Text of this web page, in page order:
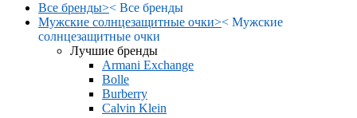
Все бренды>< Все бренды
Мужские солнцезащитные очки>< Мужские
солнцезащитные очки
Лучшие бренды
Armani Exchange
Bolle
Burberry
Calvin Klein